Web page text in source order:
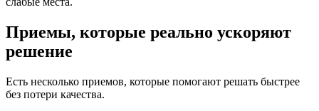
Приемы, которые реально ускоряют
решение
Есть несколько приемов, которые помогают решать быстрее
без потери качества.